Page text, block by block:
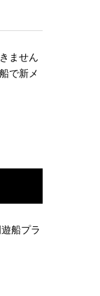
ません
で新メ
船プラ